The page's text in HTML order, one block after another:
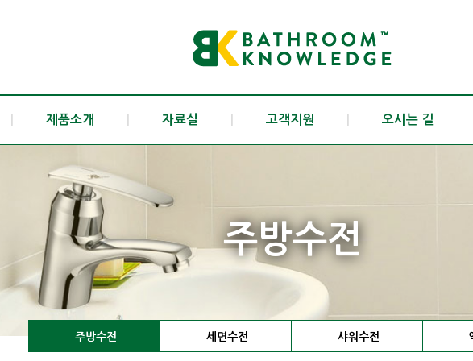
제품소개 자료실 고객지원 오시는 길
주방수전
주방수전 세면수전 샤워수전